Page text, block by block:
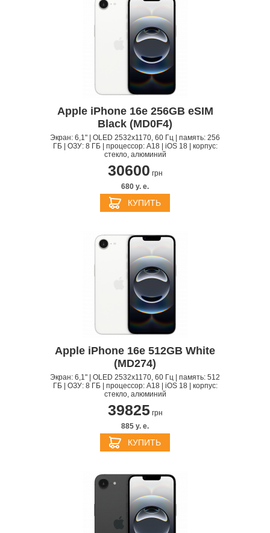
Apple iPhone 16e 256GB eSIM
Black (MD0F4)
Экран: 6,1" | OLED 2532x1170, 60 Гц | память: 256
ГБ | ОЗУ: 8 ГБ | процессор: A18 | iOS 18 | корпус:
стекло, алюминий
30600 грн
680 y. e.
КУПИТЬ
Apple iPhone 16e 512GB White
(MD274)
Экран: 6,1" | OLED 2532x1170, 60 Гц | память: 512
ГБ | ОЗУ: 8 ГБ | процессор: A18 | iOS 18 | корпус:
стекло, алюминий
39825грн
885 y. e.
КУПИТЬ